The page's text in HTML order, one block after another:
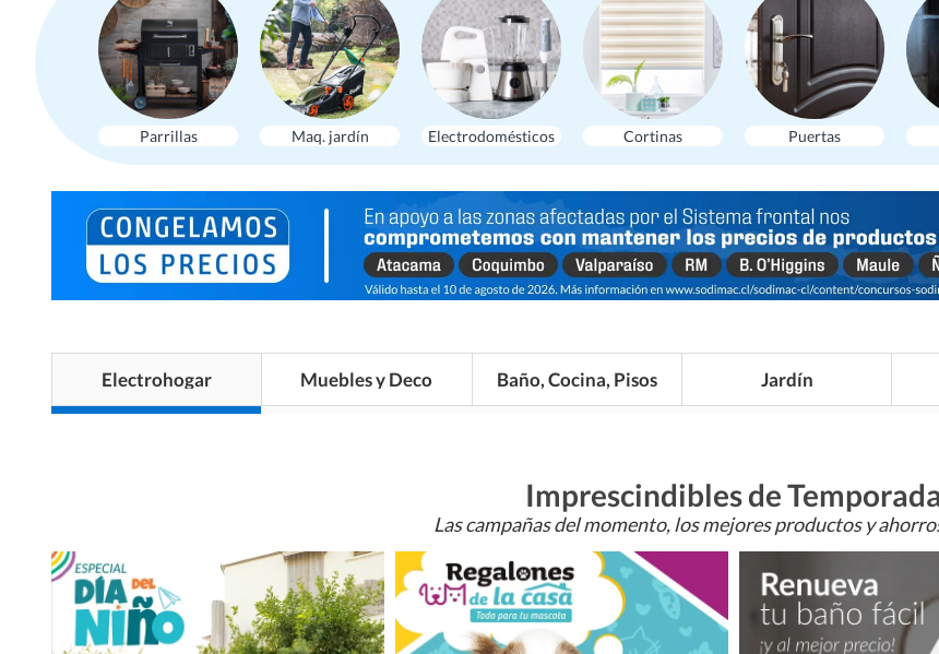
Parrillas Maq. jardín Electrodomésticos Cortinas Puertas
Electrohogar Muebles y Deco Baño, Cocina, Pisos Jardín
Imprescindibles de Temporada
Las campañas del momento, los mejores productos y